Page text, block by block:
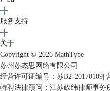
4、连续空格： 按住Ctrl+Alt键不放
服务支持
关于
Copyright © 2026 MathType
苏州苏杰思网络有限公司
经营许可证编号：苏B2-20170109
特聘法律顾问：江苏政纬律师事务